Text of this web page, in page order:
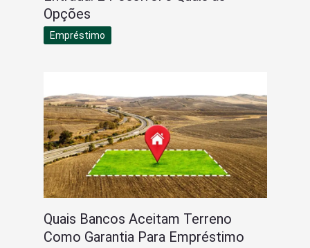
Opções
Empréstimo
Quais Bancos Aceitam Terreno
Como Garantia Para Empréstimo